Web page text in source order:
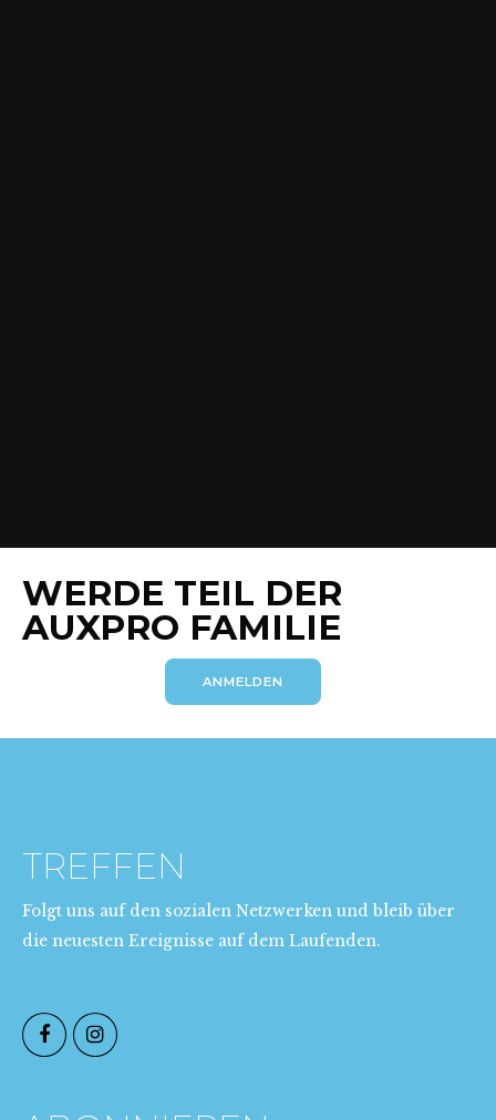
WERDE TEIL DER
AUXPRO FAMILIE
ANMELDEN
TREFFEN
Folgt uns auf den sozialen Netzwerken und bleib über
die neuesten Ereignisse auf dem Laufenden.